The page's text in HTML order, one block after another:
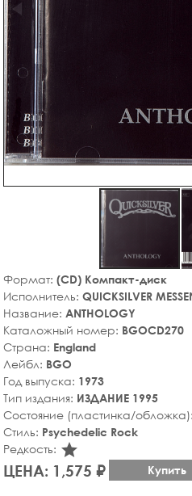
Формат: (CD) Компакт-диск
Исполнитель: QUICKSILVER
Название: ANTHOLOGY
Каталожный номер: BGOCD270
Страна: England
Лейбл: BGO
Год выпуска: 1973
Тип издания: ИЗДАНИЕ 1995
Состояние (пластинка/обложка):
Стиль: Psychedelic Rock
Редкость: star_rate
ЦЕНА: 1,575 ₽ Купить